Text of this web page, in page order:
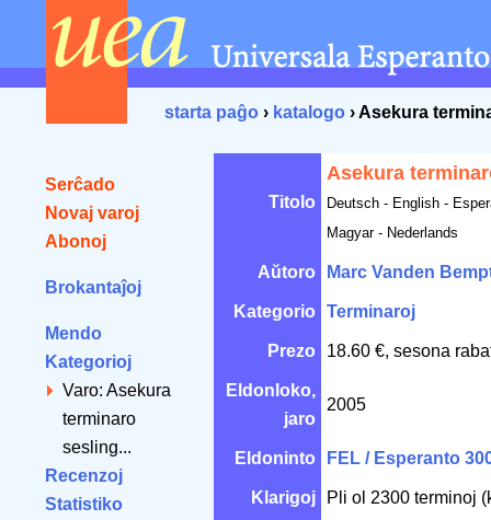
starta paĝo › katalogo › Asekura
Serĉado
Novaj varoj
Abonoj
Brokantaĵoj
Mendo
Kategorioj
Varo: Asekura
terminaro
sesling...
Recenzoj
Statistiko
Titolo
Asekura
Deutsch - English -
Magyar - Nederlands
Aŭtoro Marc Vanden
Kategorio Terminaroj
Prezo 18.60 €, sesona
Eldonloko,
jaro
2005
Eldoninto FEL / Esperanto
Klarigoj Pli ol 2300 terminoj